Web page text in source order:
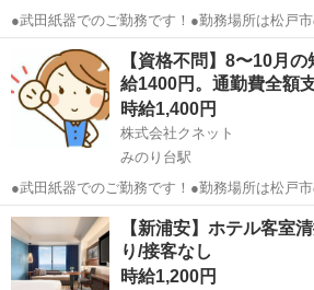
●武田紙器でのご勤務です！●勤務場所は松戸市
にある倉庫内での軽作業です。主にゲーム関
検品、箱詰めなどです。 短期間の業務にて複
す。 経験のある方ぜひご応募...
松戸市 みのり台駅 仕分け
【資格不問】8〜10月
給1400円。通勤費全額
時給1,400円
株式会社クネット
みのり台駅
●武田紙器でのご勤務です！●勤務場所は松戸市
にある倉庫内での軽作業です。主にゲーム関
検品、箱詰めなどです。 短期間の業務にて複
す。 経験のある方ぜひご応募...
千葉 松戸市 みのり台駅 仕分け
【新浦安】ホテル客室
り/接客なし
時給1,200円